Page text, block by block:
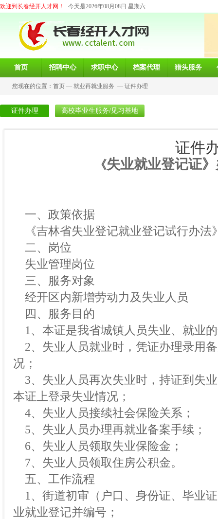
欢迎到长春经开人才网！ 今天是2026年08月08日 星期六
首页 招聘中心 求职中心 档案代理 猎头服务
您现在的位置： 首页 — 就业再就业服务 — 证件办理
证件办理 高校毕业生服务/见习基地
证件
《失业就业登记证
一、政策依据
《吉林省失业登记就业登记试行办法
二、岗位
失业管理岗位
三、服务对象
经开区内新增劳动力及失业人员
四、服务目的
1、本证是我省城镇人员失业、就业
2、失业人员就业时，凭证办理录用
况；
3、失业人员再次失业时，持证到失
本证上登录失业情况；
4、失业人员接续社会保险关系；
5、失业人员办理再就业备案手续；
6、失业人员领取失业保险金；
7、失业人员领取住房公积金。
五、工作流程
1、街道初审（户口、身份证、毕业
业就业登记并编号；